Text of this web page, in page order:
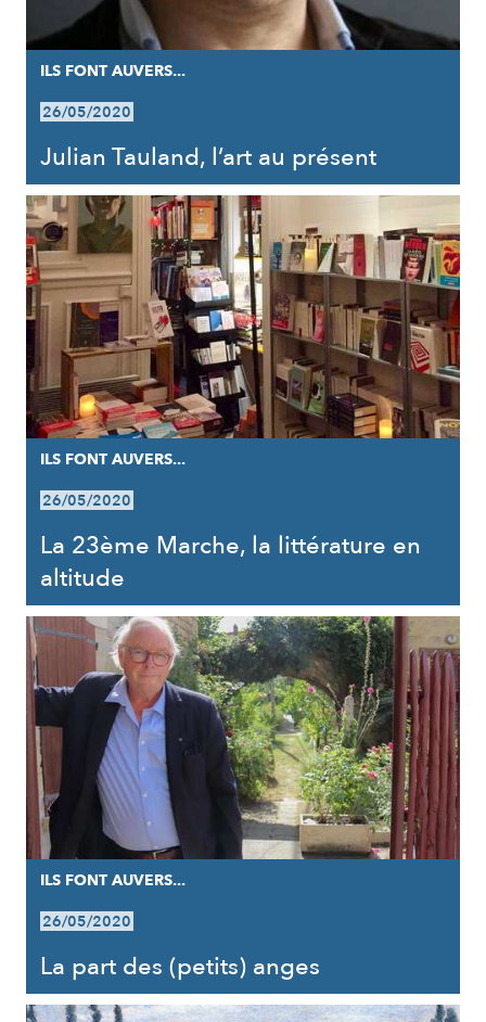
ILS FONT AUVERS...
26/05/2020
Julian Tauland, l’art au présent
ILS FONT AUVERS...
26/05/2020
La 23ème Marche, la littérature en
altitude
ILS FONT AUVERS...
26/05/2020
La part des (petits) anges